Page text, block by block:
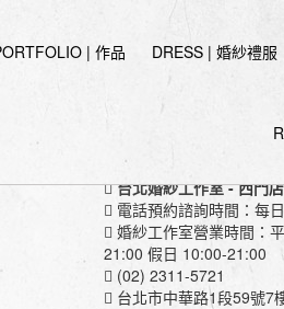
| 作品 DRESS | 婚紗禮服
台北婚紗工作室- 西門店
電話預約諮詢時間：每
婚紗工作室營業時間：
21:00 假日 10:00-21:00
(02) 2311-5721
台北市中華路1段59號7